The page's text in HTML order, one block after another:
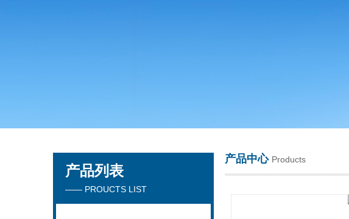
产品列表
—— PROUCTS LIST
产品中心 Products